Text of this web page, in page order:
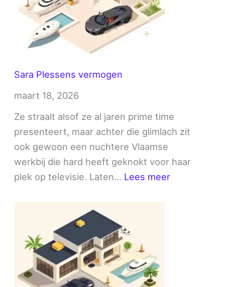
Sara Plessens vermogen
maart 18, 2026
Ze straalt alsof ze al jaren prime time
presenteert, maar achter die glimlach zit
ook gewoon een nuchtere Vlaamse
werkbij die hard heeft geknokt voor haar
plek op televisie. Laten… Lees meer: